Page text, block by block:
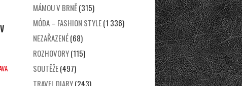
MÁMOU V BRNĚ(315)
MÓDA – FASHION STYLE(1 336)
NEZAŘAZENÉ(68)
ROZHOVORY(115)
SOUTĚŽE(497)
TRAVEL DIARY(243)